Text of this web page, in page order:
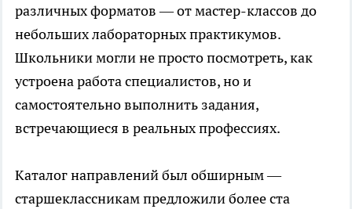
различных форматов — от мастер-классов до
небольших лабораторных практикумов.
Школьники могли не просто посмотреть, как
устроена работа специалистов, но и
самостоятельно выполнить задания,
встречающиеся в реальных профессиях.
Каталог направлений был обширным —
старшеклассникам предложили более ста